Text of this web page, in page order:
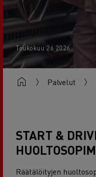
Toukokuu 26 2026
Palvelut
START &
Räätälöityjen